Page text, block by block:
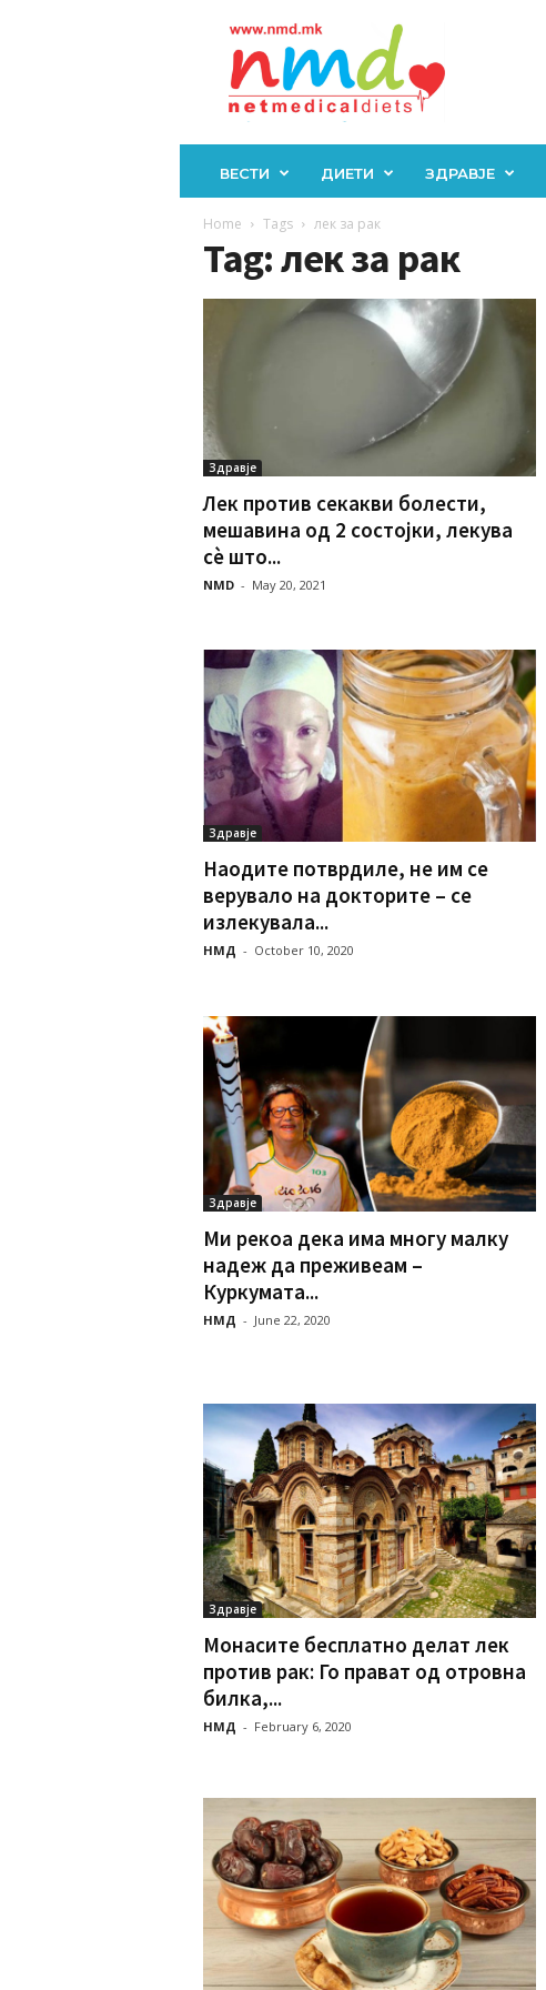
ВЕСТИ ДИЕТИ ЗДРАВЈЕ
Home Tags лек за рак
Tag: лек за рак
Здравје
Лек против секакви болести,
мешавина од 2 состојки, лекува
сè што...
NMD - May 20, 2021
Здравје
Наодите потврдиле, не им се
верувало на докторите – се
излекувала...
НМД - October 10, 2020
Здравје
Ми рекоа дека има многу малку
надеж да преживеам –
Куркумата...
НМД - June 22, 2020
Здравје
Монасите бесплатно делат лек
против рак: Го прават од отровна
билка,...
НМД - February 6, 2020